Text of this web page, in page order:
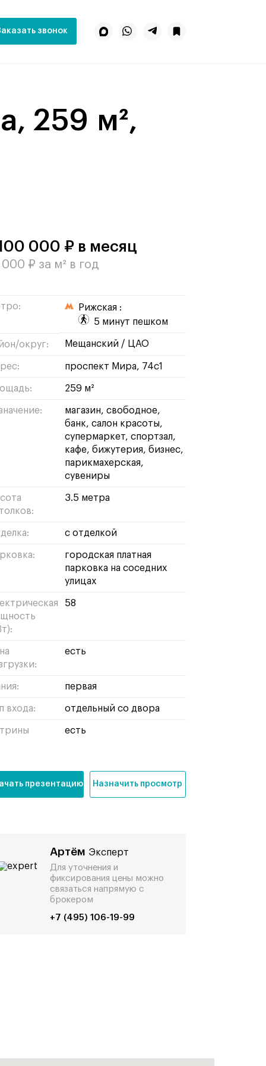
звонок
000 ₽ в месяц
000 ₽ за м² в год
Рижская :
5 минут пешком
округ: мещанский/ ЦАО
проспект Мира, 74с1
259 м²
магазин свободное
банк
салон красоты
супермаркет спортзал
кафе бижутерия бизнес
парикмахерская
сувениры
3.5 метра
с отделкой
городская платная
парковка на соседних
улицах
58
есть
первая
входа: отдельный со двора
есть
презентацию Назначить просмотр
Артём Эксперт
Для уточнения и
фиксирования цены можно
связаться напрямую с
брокером
+7 (495) 106-19-99